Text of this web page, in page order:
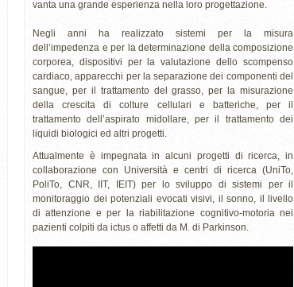
vanta una grande esperienza nella loro progettazione.
Negli anni ha realizzato sistemi per la misura
dell’impedenza e per la determinazione della composizione
corporea, dispositivi per la valutazione dello scompenso
cardiaco, apparecchi per la separazione dei componenti del
sangue, per il trattamento del grasso, per la misurazione
della crescita di colture cellulari e batteriche, per il
trattamento dell’aspirato midollare, per il trattamento dei
liquidi biologici ed altri progetti.
Attualmente è impegnata in alcuni progetti di ricerca, in
collaborazione con Università e centri di ricerca (UniTo,
PoliTo, CNR, IIT, IEIT) per lo sviluppo di sistemi per il
monitoraggio dei potenziali evocati visivi, il sonno, il livello
di attenzione e per la riabilitazione cognitivo-motoria nei
pazienti colpiti da ictus o affetti da M. di Parkinson.